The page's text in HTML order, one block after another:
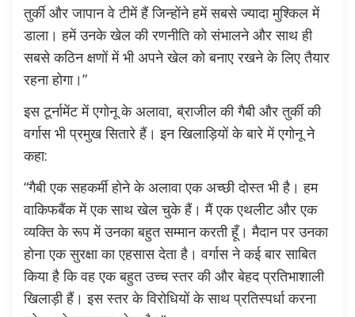
तुर्की और जापान वे टीमें हैं जिन्होंने हमें सबसे ज्यादा मुश्किल में
डाला। हमें उनके खेल की रणनीति को संभालने और साथ ही
सबसे कठिन क्षणों में भी अपने खेल को बनाए रखने के लिए तैयार
रहना होगा।”
इस टूर्नामेंट में एगोनू के अलावा, ब्राजील की गैबी और तुर्की की
वर्गास भी प्रमुख सितारे हैं। इन खिलाड़ियों के बारे में एगोनू ने
कहा:
“गैबी एक सहकर्मी होने के अलावा एक अच्छी दोस्त भी है। हम
वाकिफबैंक में एक साथ खेल चुके हैं। मैं एक एथलीट और एक
व्यक्ति के रूप में उनका बहुत सम्मान करती हूँ। मैदान पर उनका
होना एक सुरक्षा का एहसास देता है। वर्गास ने कई बार साबित
किया है कि वह एक बहुत उच्च स्तर की और बेहद प्रतिभाशाली
खिलाड़ी हैं। इस स्तर के विरोधियों के साथ प्रतिस्पर्धा करना